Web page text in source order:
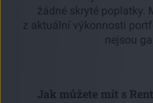
žádné skryté poplatky.
z aktuální výkonnosti
nejsou
Jak můžete mít s